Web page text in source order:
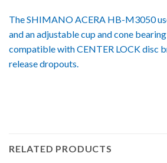
The SHIMANO ACERA HB-M3050
and an adjustable cup and cone
compatible with CENTER LOCK disc
release dropouts.
RELATED PRODUCTS